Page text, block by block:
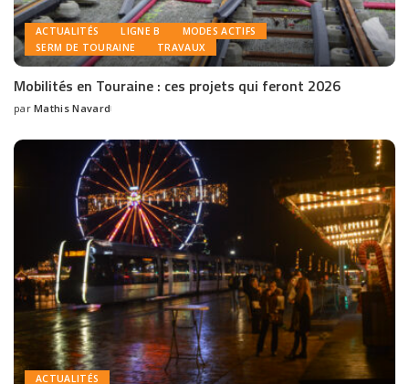
ACTUALITÉS LIGNE B
MODES ACTIFS
SERM DE TOURAINE
TRAVAUX
Mobilités en Touraine : ces projets qui feront 2026
par Mathis Navard
ACTUALITÉS